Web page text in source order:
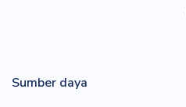
Sumber daya